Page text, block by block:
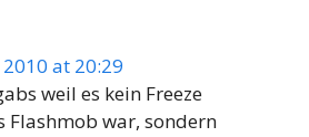
2010 at 20:29
weil es kein Freeze
Flashmob war, sondern